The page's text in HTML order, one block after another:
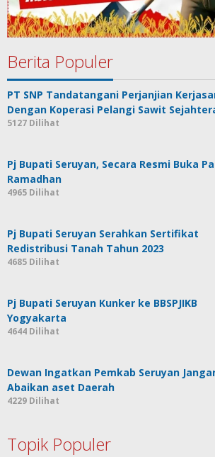
Berita Populer
PT SNP Tandatangani Perjanjian
Dengan Koperasi Pelangi Sawit
5127 Dilihat
Pj Bupati Seruyan, Secara Resmi Buka
Ramadhan
4965 Dilihat
Pj Bupati Seruyan Serahkan Sertifikat
Redistribusi Tanah Tahun 2023
4685 Dilihat
Pj Bupati Seruyan Kunker ke BBSPJIKB
Yogyakarta
4644 Dilihat
Dewan Ingatkan Pemkab Seruyan
Abaikan aset Daerah
4229 Dilihat
Topik Populer